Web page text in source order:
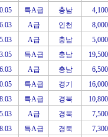
특A급 충남
A급 인천
A급 충남
특A급 충남
A급 충남
특A급 경기
특A급 경북
A급 경북
특A급 경북